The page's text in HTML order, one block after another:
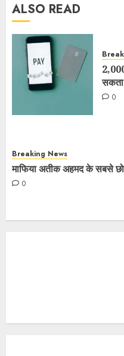
ALSO READ
सकता
0
Breaking News
माफिया अतीक अहमद के सबसे
0